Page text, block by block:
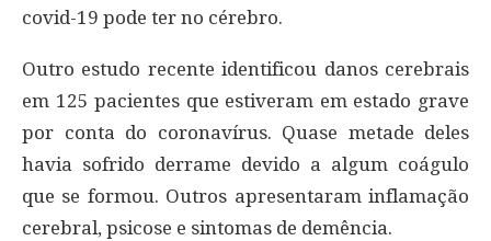
covid-19 pode ter no cérebro.
Outro estudo recente identificou danos cerebrais
em 125 pacientes que estiveram em estado grave
por conta do coronavírus. Quase metade deles
havia sofrido derrame devido a algum coágulo
que se formou. Outros apresentaram inflamação
cerebral, psicose e sintomas de demência.